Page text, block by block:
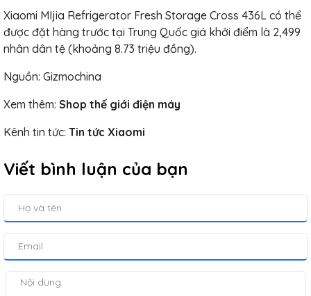
Xiaomi MIjia Refrigerator Fresh Storage Cross 436L có thể
được đặt hàng trước tại Trung Quốc giá khởi điểm là 2,499
nhân dân tệ (khoảng 8.73 triệu đồng).
Nguồn: Gizmochina
Xem thêm: Shop thế giới điện máy
Kênh tin tức: Tin tức Xiaomi
Viết bình luận của bạn